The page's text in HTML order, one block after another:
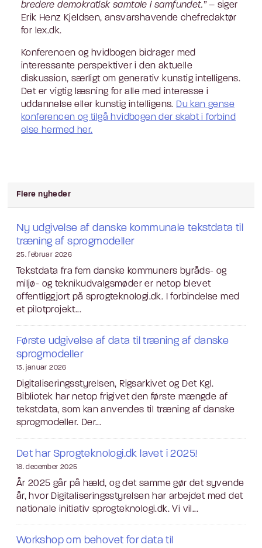
bredere demokratisk samtale i samfundet. – siger
Erik Henz Kjeldsen, ansvarshavende chefredaktør
for lex.dk.
Konferencen og hvidbogen bidrager med
interessante perspektiver i den aktuelle
diskussion, særligt om generativ kunstig intelligens.
Det er vigtig læsning for alle med interesse i
uddannelse eller kunstig intelligens. Du kan gense
konferencen og tilgå hvidbogen der skabt i forbind
else hermed her.
Flere nyheder
Ny udgivelse af danske kommunale tekstdata til
træning af sprogmodeller
25. februar 2026
Tekstdata fra fem danske kommuners byråds- og
miljø- og teknikudvalgsmøder er netop blevet
offentliggjort på sprogteknologi.dk. I forbindelse med
et pilotprojekt...
Første udgivelse af data til træning af danske
sprogmodeller
13. januar 2026
Digitaliseringsstyrelsen, Rigsarkivet og Det Kgl.
Bibliotek har netop frigivet den første mængde af
tekstdata, som kan anvendes til træning af danske
sprogmodeller. Der...
Det har Sprogteknologi.dk lavet i 2025!
18. december 2025
År 2025 går på hæld, og det samme gør det syvende
år, hvor Digitaliseringsstyrelsen har arbejdet med det
nationale initiativ sprogteknologi.dk. Vi vil...
Workshop om behovet for data til